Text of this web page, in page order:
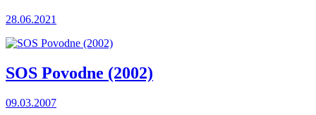
28.06.2021
SOS Povodne (2002)
09.03.2007